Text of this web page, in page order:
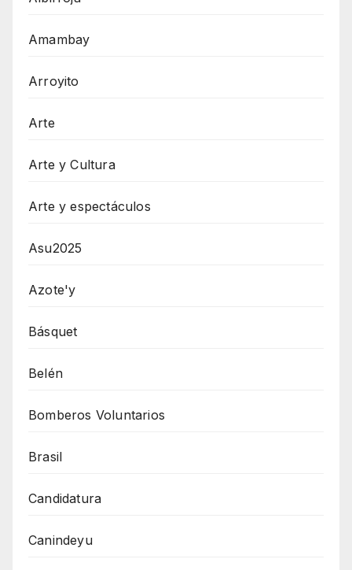
Amambay
Arroyito
Arte
Arte y Cultura
Arte y espectáculos
Asu2025
Azote'y
Básquet
Belén
Bomberos Voluntarios
Brasil
Candidatura
Canindeyu